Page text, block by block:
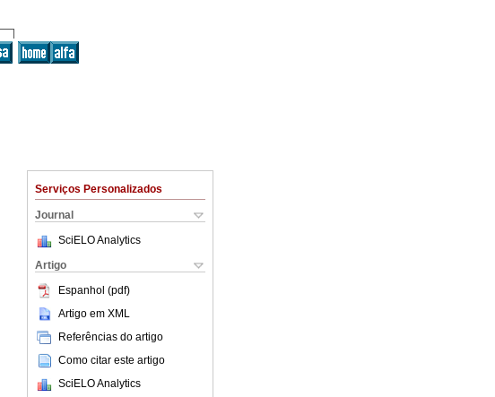
Serviços Personalizados
Journal
SciELO Analytics
Artigo
Espanhol (pdf)
Artigo em XML
Referências do artigo
Como citar este artigo
SciELO Analytics